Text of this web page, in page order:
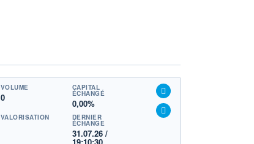
VOLUME
0
CAPITAL
ÉCHANGÉ
0,00%
VALORISATION DERNIER
ÉCHANGE
31.07.26 /